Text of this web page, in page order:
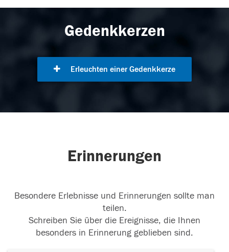
Gedenkkerzen
Erleuchten einer Gedenkkerze
Erinnerungen
Besondere Erlebnisse und Erinnerungen sollte man
teilen.
Schreiben Sie über die Ereignisse, die Ihnen
besonders in Erinnerung geblieben sind.